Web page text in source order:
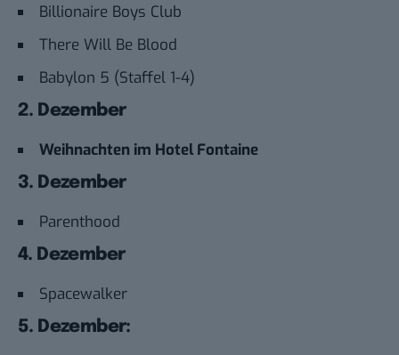
Billionaire Boys Club
There Will Be Blood
Babylon 5 (Staffel 1-4)
2. Dezember
Weihnachten im Hotel Fontaine
3. Dezember
Parenthood
4. Dezember
Spacewalker
5. Dezember: